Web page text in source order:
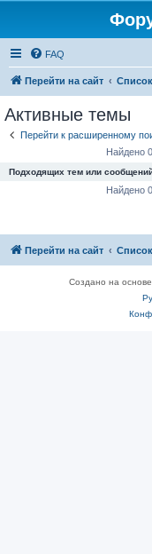
FAQ
Перейти на сайт
Активные темы
Перейти к расширенному
Найдено
Подходящих тем или
Найдено
Перейти на сайт
Создано на основе